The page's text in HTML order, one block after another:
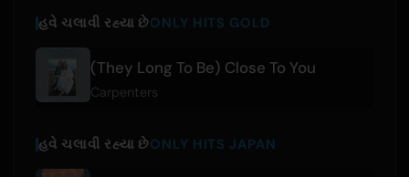
હવે ચલાવી રહ્યા છેONLY HITS GOLD
(They Long To Be) Close To You
Carpenters
હવે ચલાવી રહ્યા છેONLY HITS JAPAN